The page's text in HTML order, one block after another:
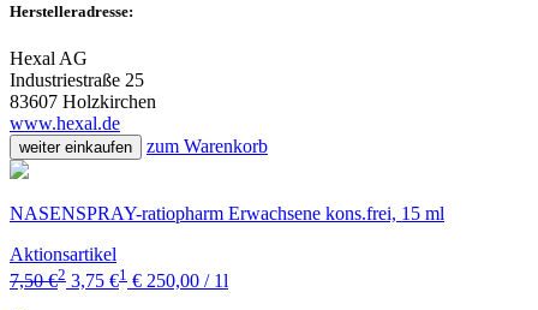
Herstelleradresse:
Hexal AG
Industriestraße 25
83607 Holzkirchen
www.hexal.de
weiter einkaufen zum Warenkorb
NASENSPRAY-ratiopharm Erwachsene kons.frei, 15 ml
Aktionsartikel
7,50 €2 3,75 €1 € 250,00 / 1l